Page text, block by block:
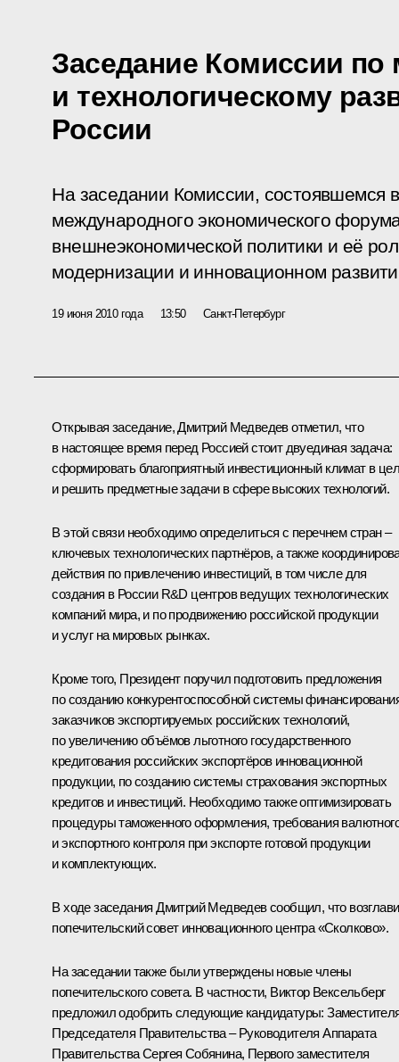
Заседание Комиссии по
и технологическому
России
На заседании Комиссии, состоявшемся
международного экономического
внешнеэкономической политики и её
модернизации и инновационном
19 июня 2010 года 13:50 Санкт-Петербург
Открывая заседание, Дмитрий Медведев отметил, что
в настоящее время перед Россией стоит двуединая задача:
сформировать благоприятный инвестиционный климат в
и решить предметные задачи в сфере высоких технологий.
В этой связи необходимо определиться с перечнем стран –
ключевых технологических партнёров, а также
действия по привлечению инвестиций, в том числе для
создания в России R&D центров ведущих технологических
компаний мира, и по продвижению российской продукции
и услуг на мировых рынках.
Кроме того, Президент поручил подготовить предложения
по созданию конкурентоспособной системы
заказчиков экспортируемых российских технологий,
по увеличению объёмов льготного государственного
кредитования российских экспортёров инновационной
продукции, по созданию системы страхования экспортных
кредитов и инвестиций. Необходимо также оптимизировать
процедуры таможенного оформления, требования
и экспортного контроля при экспорте готовой продукции
и комплектующих.
В ходе заседания Дмитрий Медведев сообщил, что
попечительский совет инновационного центра «Сколково».
На заседании также были утверждены новые члены
попечительского совета. В частности, Виктор Вексельберг
предложил одобрить следующие кандидатуры:
Председателя Правительства – Руководителя Аппарата
Правительства Сергея Собянина, Первого заместителя